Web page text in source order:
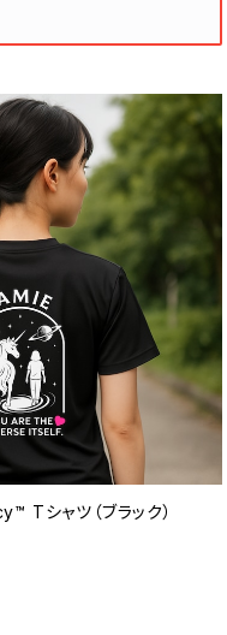
シャツ（ブラック）